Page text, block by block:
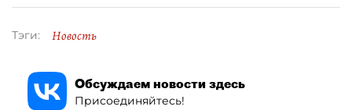
Тэги: Новость
Обсуждаем новости здесь
Присоединяйтесь!